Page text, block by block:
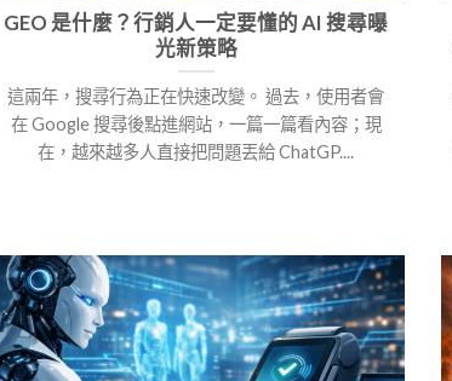
GEO 是什麼？行銷人一定要懂的 AI 搜尋曝
光新策略
這兩年，搜尋行為正在快速改變。 過去，使用者會
在 Google 搜尋後點進網站，一篇一篇看內容；現
在，越來越多人直接把問題丟給 ChatGP....